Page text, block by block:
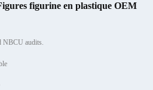
figurine en plastique OEM
NBCU audits.